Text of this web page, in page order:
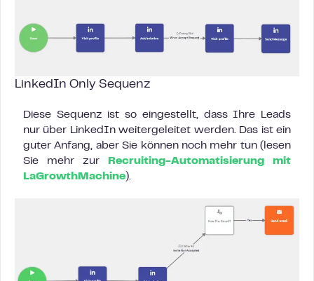
LinkedIn Only Sequenz
Diese Sequenz ist so eingestellt, dass Ihre Leads
nur über LinkedIn weitergeleitet werden. Das ist ein
guter Anfang, aber Sie können noch mehr tun (lesen
Sie mehr zur
Recruiting-Automatisierung mit
LaGrowthMachine).